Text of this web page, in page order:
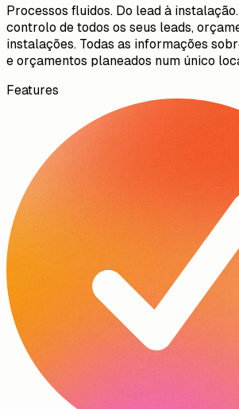
Processos fluidos. Do lead à
controlo de todos os seus leads,
instalações. Todas as informações
e orçamentos planeados num único
Features